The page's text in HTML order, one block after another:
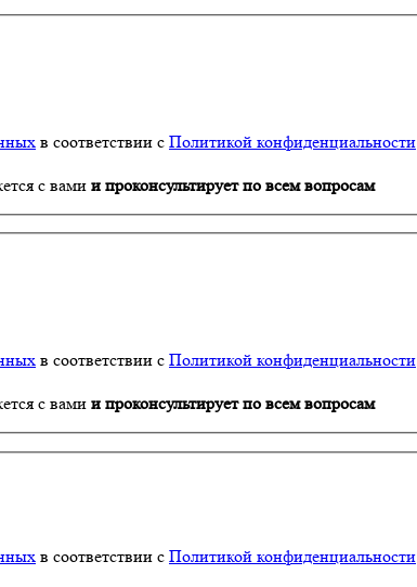
в соответствии с Политикой конфиденциальности
с вами и проконсультирует по всем вопросам
в соответствии с Политикой конфиденциальности
с вами и проконсультирует по всем вопросам
в соответствии с Политикой конфиденциальности